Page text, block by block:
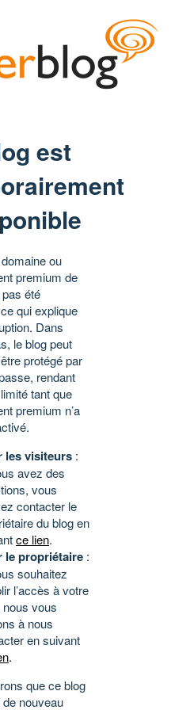
est
ou
premium de
pas été
qui explique
Dans
le blog peut
protégé par
rendant
tant que
premium n’a
les visiteurs :
avez des
vous
contacter le
du blog en
ce lien.
le propriétaire :
souhaitez
l’accès à votre
nous vous
à nous
en suivant
.
que ce blog
nouveau